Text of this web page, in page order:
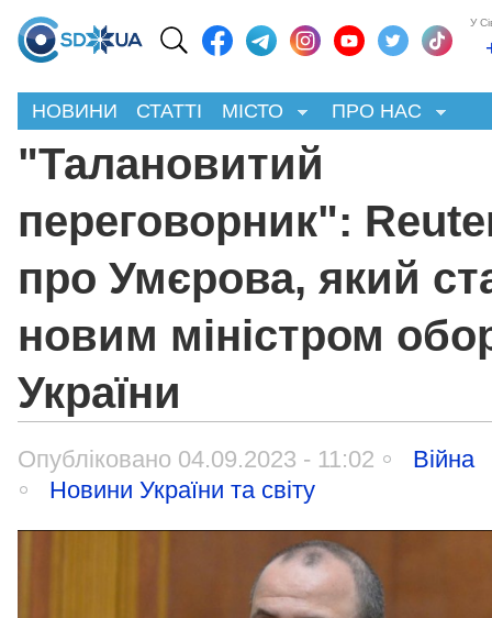
У
НОВИНИ СТАТТІ МІСТО ПРО НАС
"Талановитий
переговорник":
про Умєрова, який
новим міністром
України
Опубліковано 04.09.2023 - 11:02
Війна
Новини України та світу